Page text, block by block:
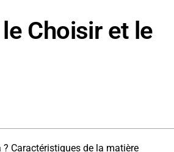
Choisir et le
Caractéristiques de la matière